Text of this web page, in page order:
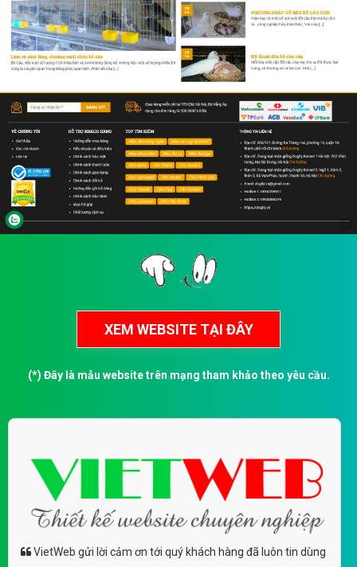
(*) Đây là mẫu website trên mạng tham khảo theo yêu cầu.
VietWeb gửi lời cảm ơn tới quý khách hàng đã luôn tin dùng